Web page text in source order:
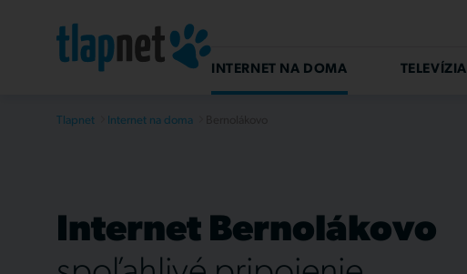
INTERNET NA DOMA TELEVÍZIA
Tlapnet Internet na doma
Internet Bernolákovo